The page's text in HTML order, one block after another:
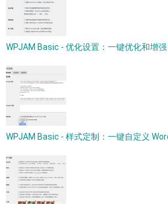
WPJAM Basic - 优化设置：一键优化和增
WPJAM Basic - 样式定制：一键自定义